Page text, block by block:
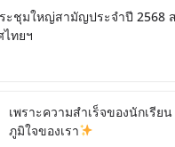
ะชุมใหญ่สามัญประจำปี 2568
ทยฯ
เพราะความสำเร็จของนักเรีย
ภูมิใจของเรา